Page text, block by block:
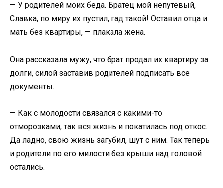
— У родителей моих беда. Братец мой непутёвый,
Славка, по миру их пустил, гад такой! Оставил отца и
мать без квартиры, — плакала жена.
Она рассказала мужу, что брат продал их квартиру за
долги, силой заставив родителей подписать все
документы.
— Как с молодости связался с какими-то
отморозками, так вся жизнь и покатилась под откос.
Да ладно, свою жизнь загубил, шут с ним. Так теперь
и родители по его милости без крыши над головой
остались.